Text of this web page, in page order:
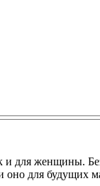
и для женщины.
оно для будущих